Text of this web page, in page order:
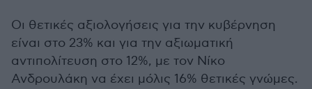
Οι θετικές αξιολογήσεις για την κυβέρνηση
είναι στο 23% και για την αξιωματική
αντιπολίτευση στο 12%, με τον Νίκο
Ανδρουλάκη να έχει μόλις 16% θετικές γνώμες.